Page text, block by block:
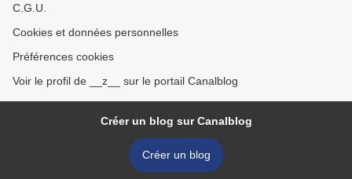
C.G.U.
Cookies et données personnelles
Préférences cookies
Voir le profil de __z__ sur le portail Canalblog
Créer un blog sur Canalblog
Créer un blog